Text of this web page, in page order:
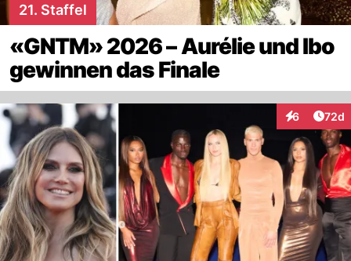
21. Staffel
«GNTM» 2026 – Aurélie und Ibo
gewinnen das Finale
6
Interaktionen
72d